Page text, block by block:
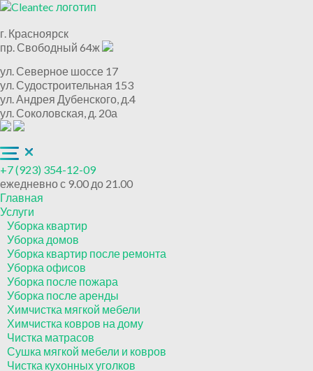
г. Красноярск
пр. Свободный 64ж
ул. Северное шоссе 17
ул. Судостроительная 153
ул. Андрея Дубенского, д.4
ул. Соколовская, д. 20а
+7 (923) 354-12-09
ежедневно с 9.00 до 21.00
Главная
Услуги
Уборка квартир
Уборка домов
Уборка квартир после ремонта
Уборка офисов
Уборка после пожара
Уборка после аренды
Химчистка мягкой мебели
Химчистка ковров на дому
Чистка матрасов
Сушка мягкой мебели и ковров
Чистка кухонных уголков